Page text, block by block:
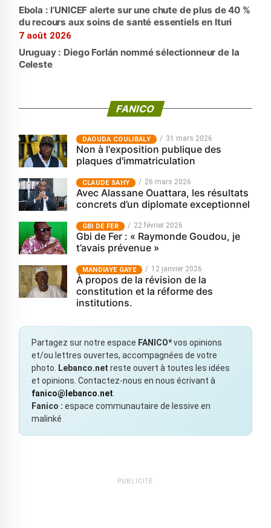
Ebola : l’UNICEF alerte sur une chute de plus de 40 %
du recours aux soins de santé essentiels en Ituri
7 août 2026
Uruguay : Diego Forlán nommé sélectionneur de la
Celeste
FANICO
‎DAOUDA COULIBALY 31 mars 2026
Non à l'exposition publique des
plaques d'immatriculation
CLAUDE SAHY 26 mars 2026
Avec Alassane Ouattara, les résultats
concrets d’un diplomate exceptionnel
GBI DE FER 22 février 2026
Gbi de Fer : « Raymonde Goudou, je
t’avais prévenue »
MANDIAYE GAYE 12 janvier 2026
À propos de la révision de la
constitution et la réforme des
institutions.
Partagez sur notre espace FANICO*vos opinions
et/ou lettres ouvertes, accompagnées de votre
photo.
Lebanco.net reste ouvert à toutes les idées
et opinions. Contactez-nous en nous écrivant à
fanico@lebanco.net
Fanico : espace communautaire de lessive en
malinké
PUBLICITÉ